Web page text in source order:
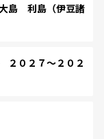
島 利島（伊豆諸
０２７～２０２